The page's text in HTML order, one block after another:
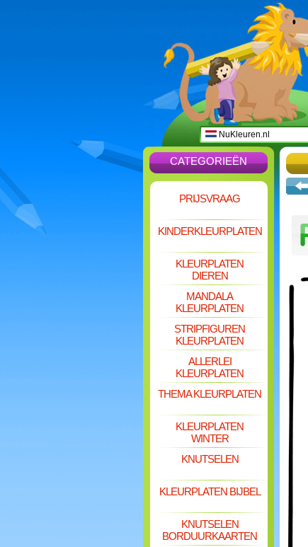
NuKleuren.nl
CATEGORIEËN
PRIJSVRAAG
KINDERKLEURPLATEN
KLEURPLATEN
DIEREN
MANDALA
KLEURPLATEN
STRIPFIGUREN
KLEURPLATEN
ALLERLEI
KLEURPLATEN
THEMA KLEURPLATEN
KLEURPLATEN
WINTER
KNUTSELEN
KLEURPLATEN BIJBEL
KNUTSELEN
BORDUURKAARTEN